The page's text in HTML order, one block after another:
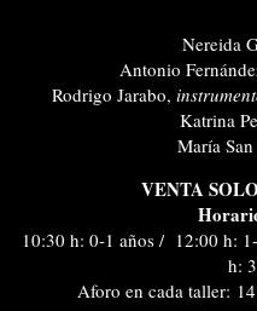
Nereida
Antonio
Rodrigo Jarabo,
Katrina
María
VENTA
10:30 h: 0-1 años / 12:00 h:
h:
Aforo en cada taller: